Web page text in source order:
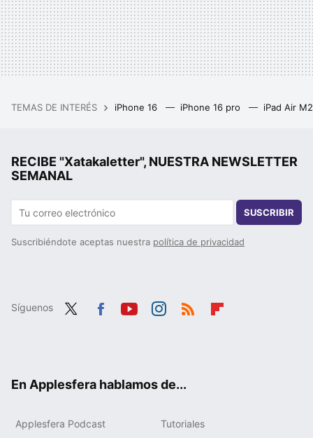
TEMAS DE INTERÉS iPhone 16 iPhone 16 pro iPad Air
RECIBE "Xatakaletter", NUESTRA NEWSLETTER
SEMANAL
SUSCRIBIR
Suscribiéndote aceptas nuestra política de privacidad
Síguenos
En Applesfera hablamos de...
Applesfera Podcast Tutoriales